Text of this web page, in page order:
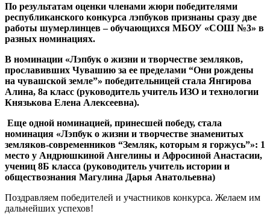
По результатам оценки членами жюри победителями
республиканского конкурса лэпбуков признаны сразу две
работы шумерлинцев – обучающихся МБОУ «СОШ №3» в
разных номинациях.
В номинации «Лэпбук о жизни и творчестве земляков,
прославивших Чувашию за ее пределами “Они рождены
на чувашской земле”» победительницей стала Янгирова
Алина, 8а класс (руководитель учитель ИЗО и технологии
Князькова Елена Алексеевна).
Еще одной номинацией, принесшей победу, стала
номинация «Лэпбук о жизни и творчестве знаменитых
земляков-современников “Земляк, которым я горжусь”»: 1
место у Андрюшкиной Ангелины и Афросиной Анастасии,
учениц 8Б класса (руководитель учитель истории и
обществознания Магулина Дарья Анатольевна)
Поздравляем победителей и участников конкурса. Желаем им
дальнейших успехов!